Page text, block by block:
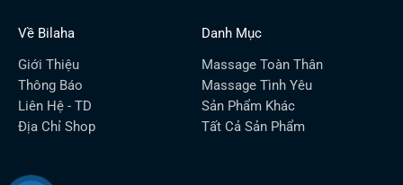
Về Bilaha
Giới Thiệu
Thông Báo
Liên Hệ - TD
Địa Chỉ Shop
Danh Mục
Massage Toàn Thân
Massage Tình Yêu
Sản Phẩm Khác
Tất Cả Sản Phẩm